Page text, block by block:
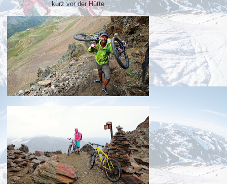
kurz vor der Hütte